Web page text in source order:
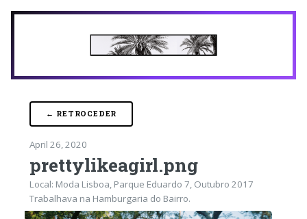
← RETROCEDER
April 26, 2020
prettylikeagirl.png
Local: Moda Lisboa, Parque Eduardo 7, Outubro 2017
Trabalhava na Hamburgaria do Bairro.